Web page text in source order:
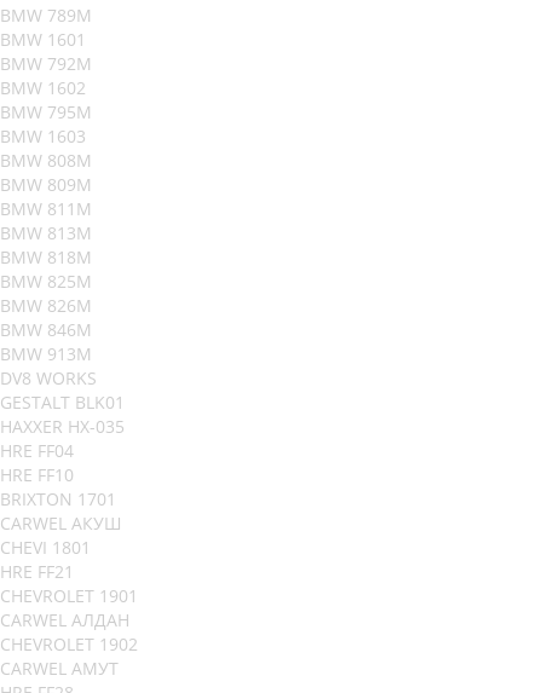
BMW 789M
BMW 1601
BMW 792M
BMW 1602
BMW 795M
BMW 1603
BMW 808M
BMW 809M
BMW 811M
BMW 813M
BMW 818M
BMW 825M
BMW 826M
BMW 846M
BMW 913M
DV8 WORKS
GESTALT BLK01
HAXXER HX-035
HRE FF04
HRE FF10
BRIXTON 1701
CARWEL АКУШ
CHEVI 1801
HRE FF21
CHEVROLET 1901
CARWEL АЛДАН
CHEVROLET 1902
CARWEL АМУТ